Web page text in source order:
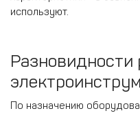
используют.
Разновидности
По назначению